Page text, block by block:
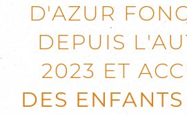
D'AZUR
DEPUIS
2023 ET
DES